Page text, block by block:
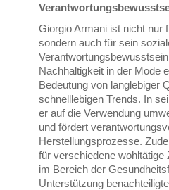
Giorgio Armani ist nicht nur
sondern auch für sein
Nachhaltigkeit in der Mode
Bedeutung von langlebiger
schnelllebigen Trends. In
er auf die Verwendung
und fördert
Herstellungsprozesse.
für verschiedene
im Bereich der
Unterstützung